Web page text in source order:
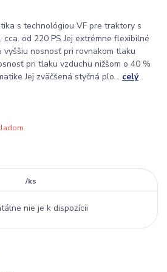
s technológiou VF pre traktory s
od 220 PS Jej extrémne flexibilné
vyššiu nosnosť pri rovnakom tlaku
pri tlaku vzduchu nižšom o 40 %
Jej zväčšená styčná plo... celý
/ks
nie je k dispozícii